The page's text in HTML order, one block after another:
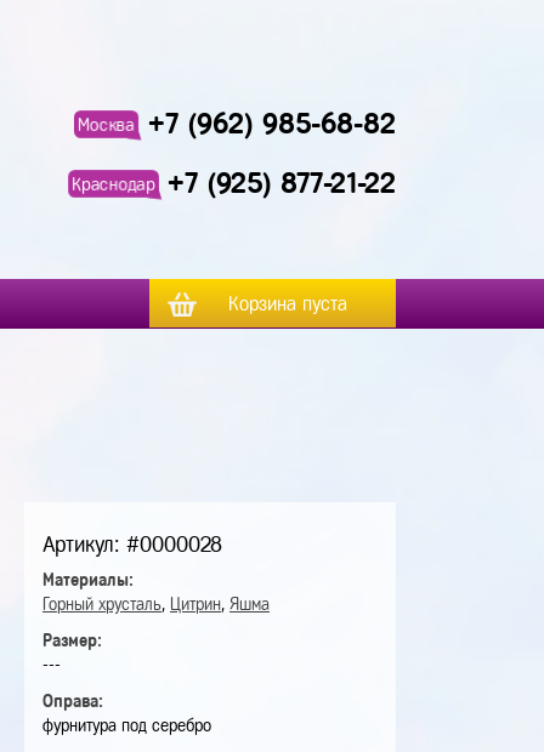
Москва +7 (962) 985-68-82
Краснодар +7 (925) 877-21-22
Корзина пуста
Артикул: #0000028
Материалы:
Горный хрусталь, Цитрин, Яшма
Размер:
---
Оправа:
фурнитура под серебро